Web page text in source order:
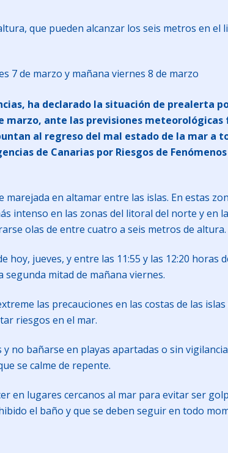
que pueden alcanzar los seis metros en el
7 de marzo y mañana viernes 8 de marzo
ha declarado la situación de prealerta
marzo, ante las previsiones
al regreso del mal estado de la mar a
de Canarias por Riesgos de
en altamar entre las islas. En estas
intenso en las zonas del litoral del norte y en
olas de entre cuatro a seis metros de altura.
jueves, y entre las 11:55 y las 12:20 horas
mitad de mañana viernes.
las precauciones en las costas de las
riesgos en el mar.
no bañarse en playas apartadas o sin
se calme de repente.
en lugares cercanos al mar para evitar ser
el baño y que se deben seguir en todo